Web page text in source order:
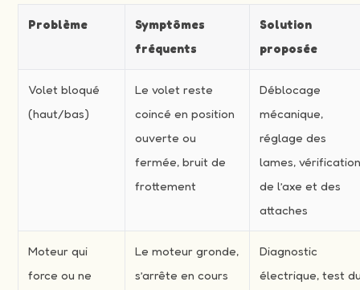
Problème
Symptômes
fréquents
Solution
proposée
Volet bloqué
(haut/bas)
Le volet reste
coincé en position
ouverte ou
fermée, bruit de
frottement
Déblocage
mécanique,
réglage des
lames,
de l’axe et des
attaches
Moteur qui
force ou ne
Le moteur gronde,
s’arrête en cours
Diagnostic
électrique, test